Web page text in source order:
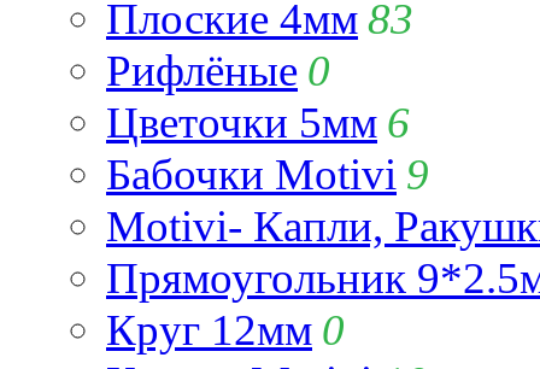
Плоские 4мм83
Рифлёные 0
Цветочки 5мм 6
Бабочки Motivi 9
Motivi- Капли,
Прямоугольник
Круг 12мм 0